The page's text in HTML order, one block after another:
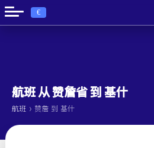
€
航班 从 赞詹省 到 基什
航班 › 赞詹 到 基什